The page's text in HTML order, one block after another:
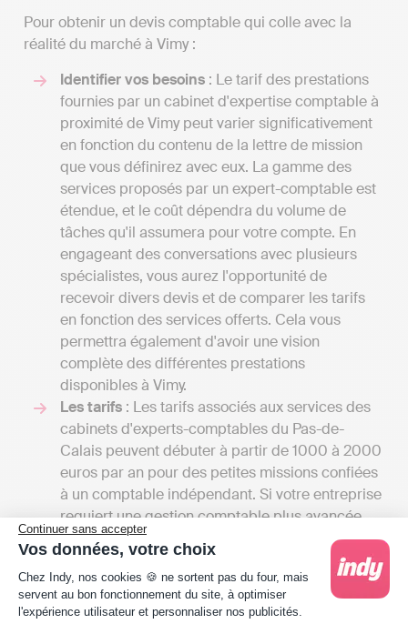
Continuer sans accepter
Vos données, votre choix
Plateforme de Gestion du Consentement :
Chez Indy, nos cookies 🍪 ne sortent pas du four, mais
servent au bon fonctionnement du site, à optimiser
l'expérience utilisateur et personnaliser nos publicités.
Pour obtenir un devis comptable qui colle avec la
réalité du marché à Vimy :
Identifier vos besoins : Le tarif des prestations
fournies par un cabinet d'expertise comptable à
proximité de Vimy peut varier significativement
en fonction du contenu de la lettre de mission
que vous définirez avec eux. La gamme des
services proposés par un expert-comptable est
étendue, et le coût dépendra du volume de
tâches qu'il assumera pour votre compte. En
engageant des conversations avec plusieurs
spécialistes, vous aurez l'opportunité de
recevoir divers devis et de comparer les tarifs
en fonction des services offerts. Cela vous
permettra également d'avoir une vision
complète des différentes prestations
disponibles à Vimy.
Les tarifs : Les tarifs associés aux services des
cabinets d'experts-comptables du Pas-de-
Calais peuvent débuter à partir de 1000 à 2000
euros par an pour des petites missions confiées
à un comptable indépendant. Si votre entreprise
requiert une gestion comptable plus avancée,
comprenant notamment la gestion de la paie ou
l'établissement d'un budget prévisionnel, ces
tarifs peuvent s'élever à plusieurs milliers
d'euros.